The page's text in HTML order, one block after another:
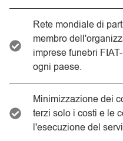
Rete mondiale di
membro
imprese funebri
ogni paese.
Minimizzazione dei
terzi solo i costi e le
l'esecuzione del